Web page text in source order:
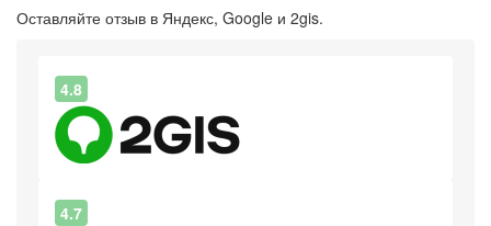
Оставляйте отзыв в Яндекс, Google и 2gis.
4.8
4.7